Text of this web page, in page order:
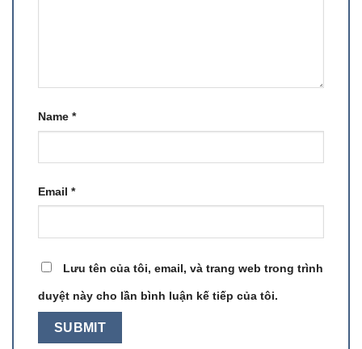
Name *
Email *
Lưu tên của tôi, email, và trang web trong trình
duyệt này cho lần bình luận kế tiếp của tôi.